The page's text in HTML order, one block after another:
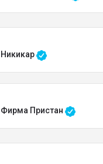
Никикар
Фирма Пристан